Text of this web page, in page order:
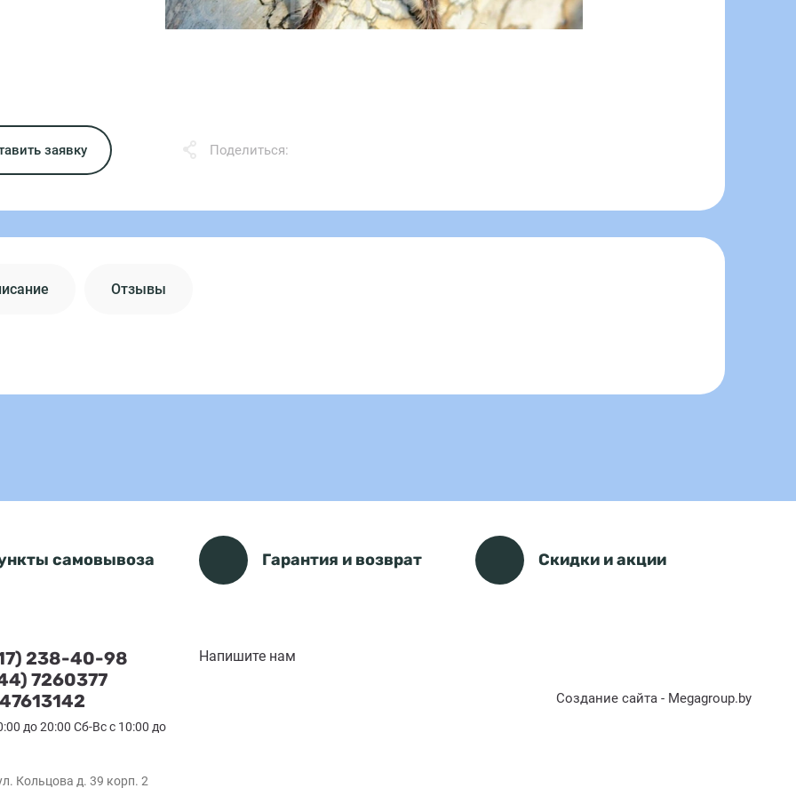
заявку Поделиться:
Отзывы
самовывоза Гарантия и возврат Скидки и акции
238-40-98
7260377
до 20:00 Сб-Вс с 10:00 до
Кольцова д. 39 корп. 2
Напишите нам
Создание сайта - Megagroup.by